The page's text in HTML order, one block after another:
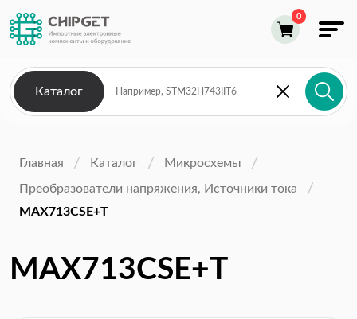
Каталог
Главная Каталог
Микросхемы
Преобразователи напряжения, Источники тока
MAX713CSE+T
MAX713CSE+T